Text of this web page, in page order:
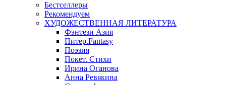
Бестселлеры
Рекомендуем
ХУДОЖЕСТВЕННАЯ ЛИТЕРАТУРА
Фэнтези Азия
Питер.Fantasy
Поэзия
Покет. Стихи
Ирина Оганова
Анна Ревякина